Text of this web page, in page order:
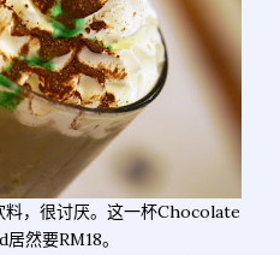
料，很讨厌。这一杯Chocolate
然要RM18。